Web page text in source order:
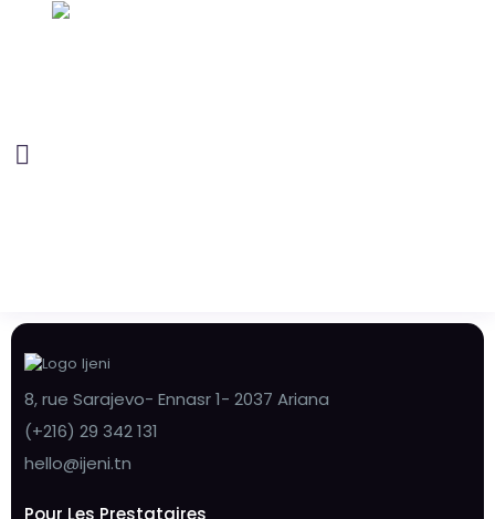
8, rue Sarajevo- Ennasr 1- 2037 Ariana
(+216) 29 342 131
hello@ijeni.tn
Pour Les Prestataires